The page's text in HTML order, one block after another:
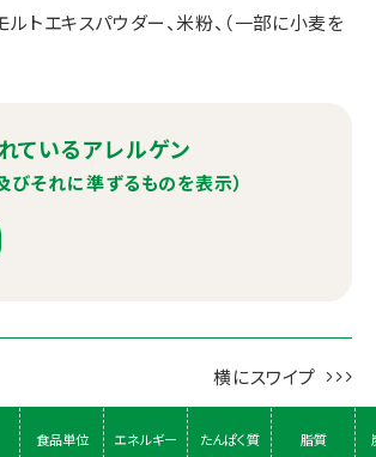
ルトエキスパウダー、米粉、（一部に小麦を
ているアレルゲン
びそれに準ずるものを表示）
食品単位 エネルギー たんぱく質 脂質